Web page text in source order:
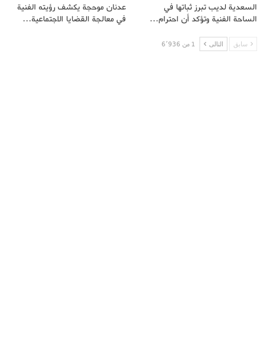
السعدية لديب تبرز ثباتها في
الساحة الفنية وتؤكد أن احترام…
عدنان موحجة يكشف رؤيته الفنية
في معالجة القضايا الاجتماعية…
سابق التالى 1 من 6٬936